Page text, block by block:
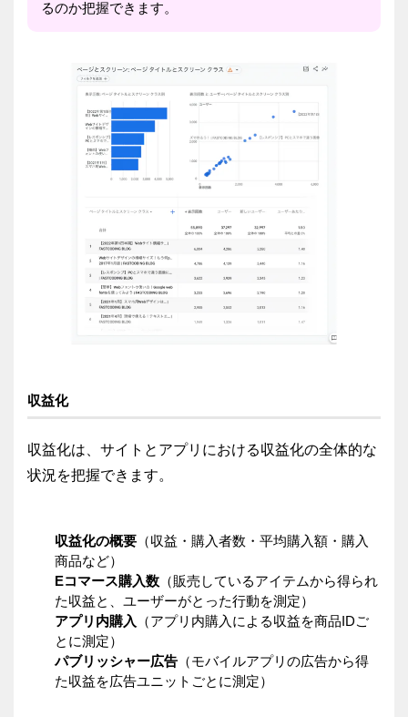
るのか把握できます。
収益化
収益化は、サイトとアプリにおける収益化の全体的な
状況を把握できます。
収益化の概要 （収益・購入者数・平均購入額・購入
商品など）
Eコマース購入数 （販売しているアイテムから得られ
た収益と、ユーザーがとった行動を測定）
アプリ内購入
（アプリ内購入による収益を商品IDご
とに測定）
パブリッシャー広告 （モバイルアプリの広告から得
た収益を広告ユニットごとに測定）